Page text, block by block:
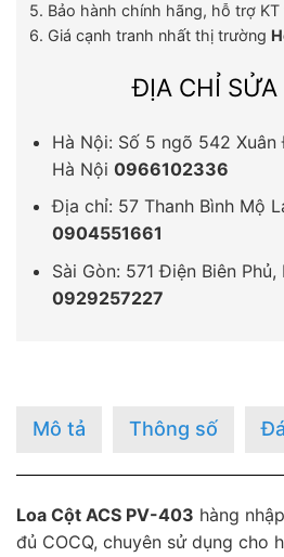
5. Bảo hành chính hãng, hỗ trợ
6. Giá cạnh tranh nhất thị trường
ĐỊA CHỈ SỬA
Hà Nội: Số 5 ngõ 542 Xuân
Hà Nội 0966102336
Địa chỉ: 57 Thanh Bình Mộ
0904551661
Sài Gòn: 571 Điện Biên Phủ,
0929257227
Mô tả Thông số
Loa Cột ACS PV-403 hàng
đủ COCQ, chuyên sử dụng cho